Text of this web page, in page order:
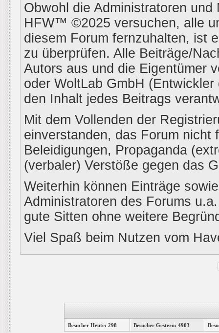
Obwohl die Administratoren
HFW™ ©2025 versuchen, alle
diesem Forum fernzuhalten, ist
zu überprüfen. Alle Beiträge/
Autors aus und die Eigentümer
oder WoltLab GmbH
den Inhalt jedes Beitrags
Mit dem Vollenden der
einverstanden, das Forum nicht
Beleidigungen, Propaganda
(verbaler) Verstöße gegen das
Weiterhin können Einträge
Administratoren des Forums
gute Sitten ohne weitere
Viel Spaß beim Nutzen vom
Besucher Heute: 298 Besucher Gestern: 4903